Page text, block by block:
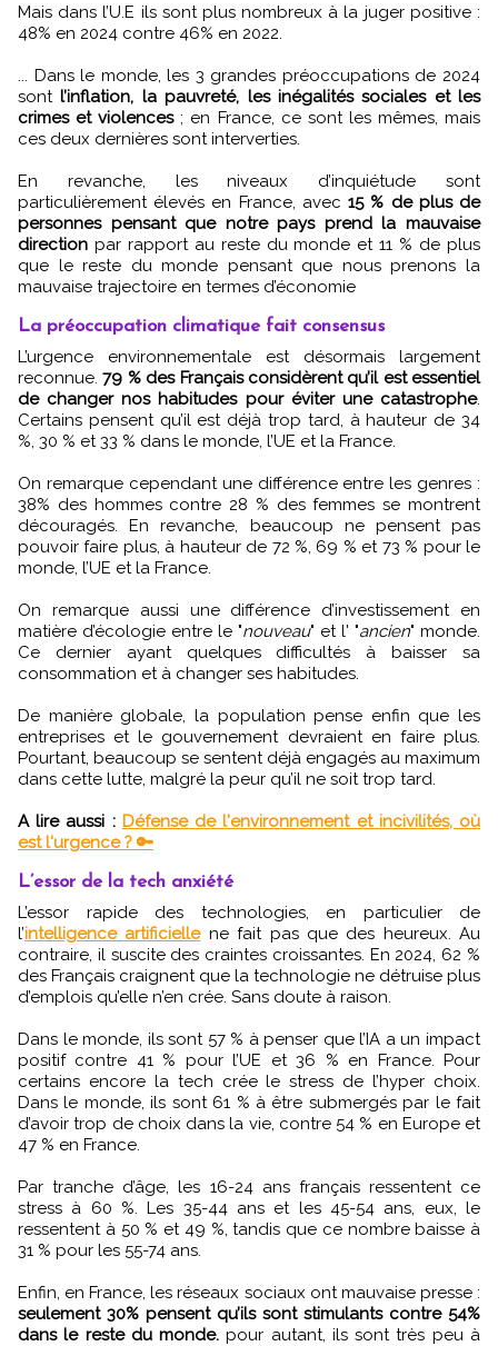
Mais dans l’U.E ils sont plus nombreux à la juger positive :
48% en 2024 contre 46% en 2022.
... Dans le monde, les 3 grandes préoccupations de 2024
sontl’inflation, la pauvreté, les inégalités sociales et les
crimes et violences; en France, ce sont les mêmes, mais
ces deux dernières sont interverties.
En revanche, les niveaux d’inquiétude sont
particulièrement élevés en France, avec15 % de plus de
personnes pensant que notre pays prend la mauvaise
direction par rapport au reste du monde et 11 % de plus
que le reste du monde pensant que nous prenons la
mauvaise trajectoire en termes d’économie
La préoccupation climatique fait consensus
L’urgence environnementale est désormais largement
reconnue.79 % des Français considèrent qu’il est essentiel
de changer nos habitudes pour éviter une catastrophe.
Certains pensent qu’il est déjà trop tard, à hauteur de 34
%, 30 % et 33 % dans le monde, l’UE et la France.
On remarque cependant une différence entre les genres :
38% des hommes contre 28 % des femmes se montrent
découragés. En revanche, beaucoup ne pensent pas
pouvoir faire plus, à hauteur de 72 %, 69 % et 73 % pour le
monde, l’UE et la France.
On remarque aussi une différence d’investissement en
matière d’écologie entre le "nouveau" et l' "ancien" monde.
Ce dernier ayant quelques difficultés à baisser sa
consommation et à changer ses habitudes.
De manière globale, la population pense enfin que les
entreprises et le gouvernement devraient en faire plus.
Pourtant, beaucoup se sentent déjà engagés au maximum
dans cette lutte, malgré la peur qu’il ne soit trop tard.
A lire aussi : Défense de l'environnement et incivilités, où
est l'urgence ? 🔑
L’essor de la tech anxiété
L’essor rapide des technologies, en particulier de
l’intelligence artificiellene fait pas que des heureux. Au
contraire, il suscite des craintes croissantes. En 2024, 62 %
des Français craignent que la technologie ne détruise plus
d’emplois qu’elle n’en crée. Sans doute à raison.
Dans le monde, ils sont 57 % à penser que l’IA a un impact
positif contre 41 % pour l’UE et 36 % en France. Pour
certains encore la tech crée le stress de l’hyper choix.
Dans le monde, ils sont 61 % à être submergés par le fait
d’avoir trop de choix dans la vie, contre 54 % en Europe et
47 % en France.
Par tranche d’âge, les 16-24 ans français ressentent ce
stress à 60 %. Les 35-44 ans et les 45-54 ans, eux, le
ressentent à 50 % et 49 %, tandis que ce nombre baisse à
31 % pour les 55-74 ans.
Enfin, en France, les réseaux sociaux ont mauvaise presse :
seulement 30% pensent qu’ils sont stimulants contre 54%
dans le reste du monde. pour autant, ils sont très peu à